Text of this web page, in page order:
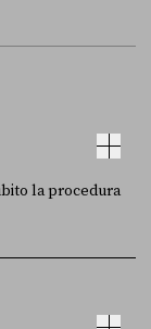
la procedura